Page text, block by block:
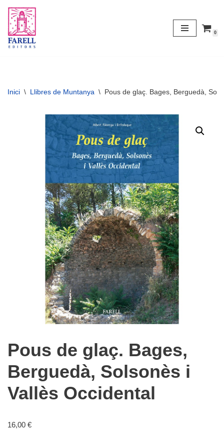
Vés
al
contingut
0
Inici \ Llibres de Muntanya \ Pous de glaç. Bages, Berguedà,
Pous de glaç. Bages,
Berguedà, Solsonès i
Vallès Occidental
16,00 €